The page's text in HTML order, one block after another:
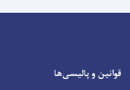
قوانین و پالیسی‌ها